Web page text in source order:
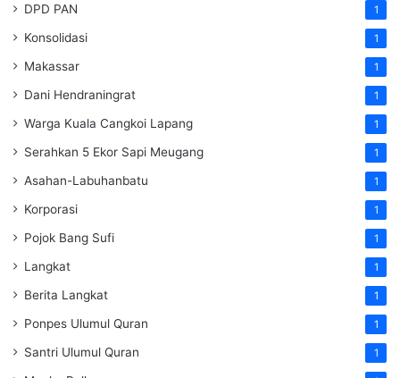
DPD PAN 1
Konsolidasi 1
Makassar 1
Dani Hendraningrat 1
Warga Kuala Cangkoi Lapang 1
Serahkan 5 Ekor Sapi Meugang 1
Asahan-Labuhanbatu 1
Korporasi 1
Pojok Bang Sufi 1
Langkat 1
Berita Langkat 1
Ponpes Ulumul Quran 1
Santri Ulumul Quran 1